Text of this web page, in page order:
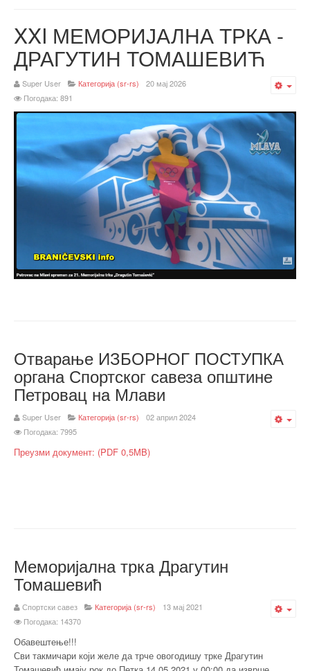
XXI МЕМОРИЈАЛНА ТРКА -
ДРАГУТИН ТОМАШЕВИЋ
Super User Категорија (sr-rs)
20 мај 2026
Погодака: 891
Отварање ИЗБОРНОГ ПОСТУПКА
органа Спортског савеза општине
Петровац на Млави
Super User Категорија (sr-rs)
02 април 2024
Погодака: 7995
Преузми документ: (PDF 0,5MB)
Меморијална трка Драгутин
Томашевић
Спортски савез Категорија (sr-rs)
13 мај 2021
Погодака: 14370
Обавештење!!!
Сви такмичари који желе да трче овогодишу трке Драгутин